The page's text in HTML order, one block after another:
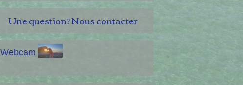
Une question? Nous contacter
Webcam